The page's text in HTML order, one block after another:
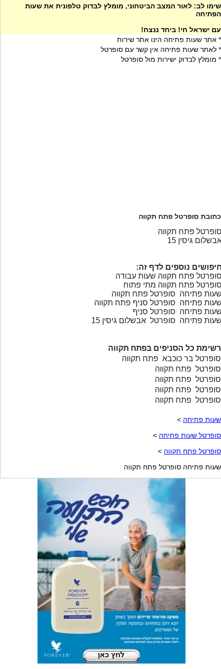
שימו לב: לאור המצב הביטחוני, מומלץ לבדוק טלפונית את שעות
הפתיחה
עם ישראל חי! ביחד ננצח!
* אתר שעות פתיחה הינו אתר שירות
* לאתר שעות פתיחה אין קשר עם סופרטל
* מומלץ לבדוק ישירות מול סופרטל
כתובת סופרטל פתח תקווה
פתח תקווה
גיסין 15
נוספים לדף זה:
פתח תקווה שעות עבודה
פתח תקווה מתי פתוח
פתיחה סופרטל פתח תקווה
פתיחה סופרטל סניף פתח תקווה
פתיחה סופרטל סניף
פתיחה סופרטל אבשלום גיסין 15
רשימת כל הסניפים בפתח תקווה
סופרטל בר כוכבא פתח תקווה
סופרטל פתח תקווה
סופרטל פתח תקווה
סופרטל פתח תקווה
סופרטל פתח תקווה
שעות פתיחה >
סופרטל שעות פתיחה >
סופרטל פתח תקווה >
שעות פתיחה סופרטל פתח תקווה